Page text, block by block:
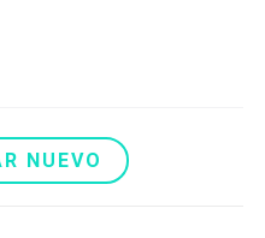
NUEVO